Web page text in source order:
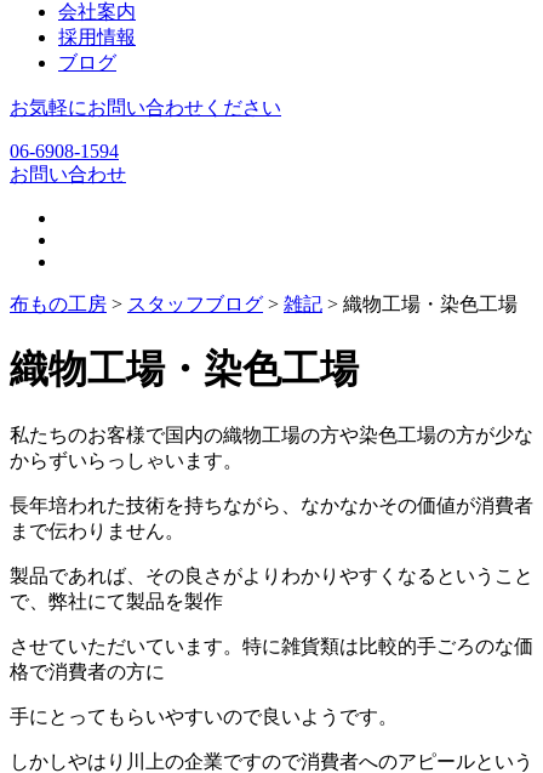
会社案内
採用情報
ブログ
お気軽にお問い合わせください
06-6908-1594
お問い合わせ
布もの工房 > スタッフブログ > 雑記 > 織物工場・染色工場
織物工場・染色工場
私たちのお客様で国内の織物工場の方や染色工場の方が少な
からずいらっしゃいます。
長年培われた技術を持ちながら、なかなかその価値が消費者
まで伝わりません。
製品であれば、その良さがよりわかりやすくなるということ
で、弊社にて製品を製作
させていただいています。特に雑貨類は比較的手ごろのな価
格で消費者の方に
手にとってもらいやすいので良いようです。
しかしやはり川上の企業ですので消費者へのアピールという